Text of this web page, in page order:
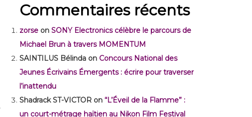
Commentaires récents
zorse on SONY Electronics célèbre le parcours de
Michael Brun à travers MOMENTUM
SAINTILUS Bélinda on Concours National des
Jeunes Écrivains Émergents : écrire pour traverser
l’inattendu
Shadrack ST-VICTOR on “L’Éveil de la Flamme” :
un court-métrage haïtien au Nikon Film Festival